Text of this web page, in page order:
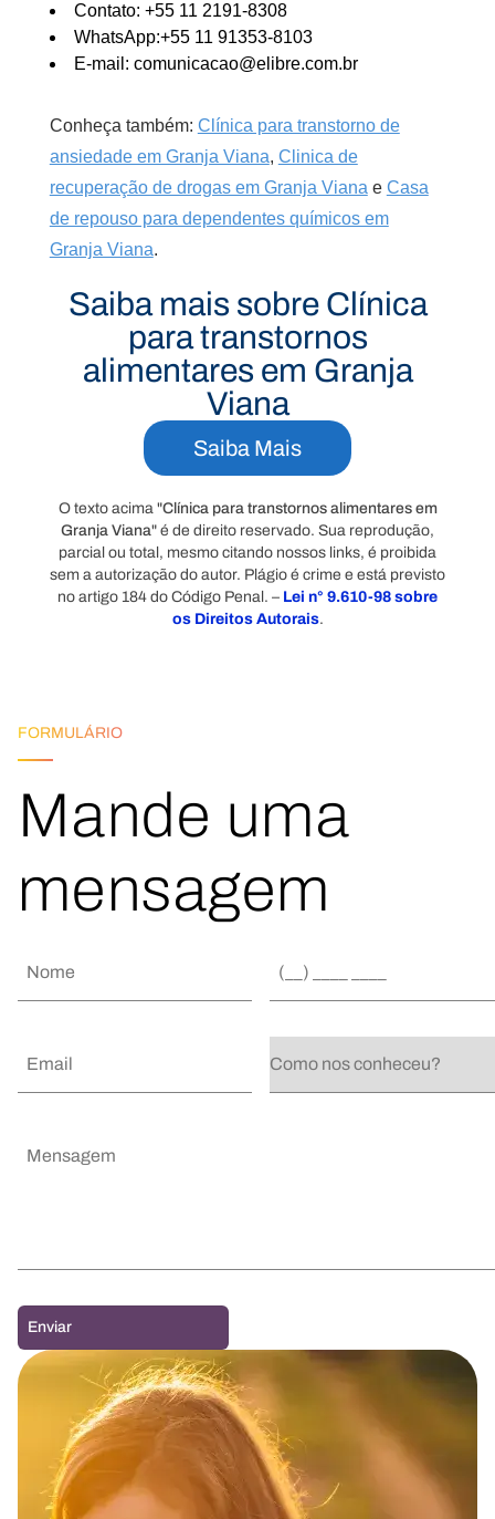
Contato: +55 11 2191-8308
WhatsApp:+55 11 91353-8103
E-mail: comunicacao@elibre.com.br
Conheça também: Clínica para transtorno de
ansiedade em Granja Viana, Clinica de
recuperação de drogas em Granja Viana e Casa
de repouso para dependentes químicos em
Granja Viana.
Saiba mais sobre Clínica
para transtornos
alimentares em Granja
Viana
Saiba Mais
O texto acima "Clínica para transtornos alimentares em
Granja Viana" é de direito reservado. Sua reprodução,
parcial ou total, mesmo citando nossos links, é proibida
sem a autorização do autor. Plágio é crime e está previsto
no artigo 184 do Código Penal. – Lei n° 9.610-98 sobre
os Direitos Autorais.
FORMULÁRIO
Mande uma
mensagem